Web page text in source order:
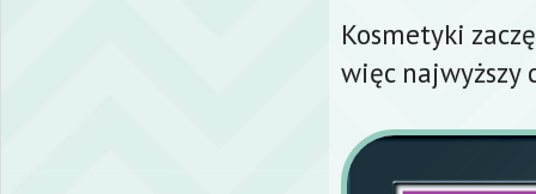
Kosmetyki
więc najwyższy